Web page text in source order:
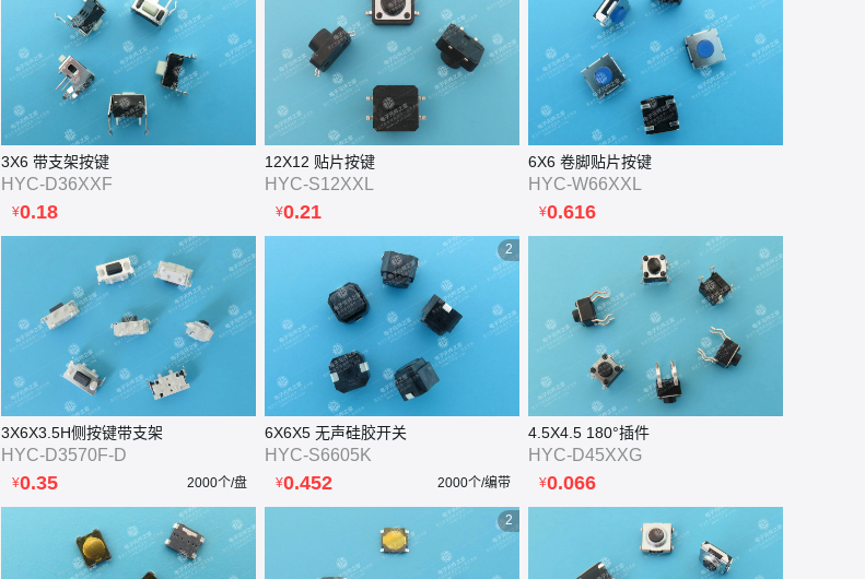
3X6 带支架按键
HYC-D36XXF
¥0.18
12X12 贴片按键
HYC-S12XXL
¥0.21
6X6 卷脚贴片按键
HYC-W66XXL
¥0.616
3X6X3.5H侧按键带支架
HYC-D3570F-D
¥0.35 2000个/盘
2
6X6X5 无声硅胶开关
HYC-S6605K
¥0.452 2000个/编带
4.5X4.5 180°插件
HYC-D45XXG
¥0.066
2